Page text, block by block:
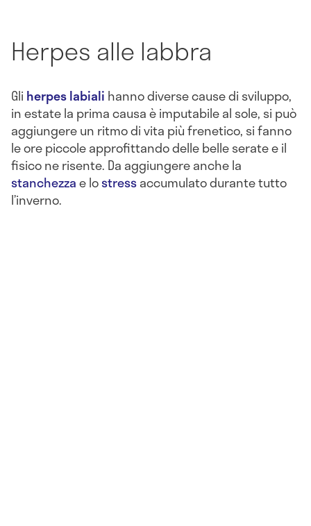
Herpes alle labbra
Gli herpes labiali hanno diverse cause di sviluppo,
in estate la prima causa è imputabile al sole, si può
aggiungere un ritmo di vita più frenetico, si fanno
le ore piccole approfittando delle belle serate e il
fisico ne risente. Da aggiungere anche la
stanchezzae lostressaccumulato durante tutto
l’inverno.